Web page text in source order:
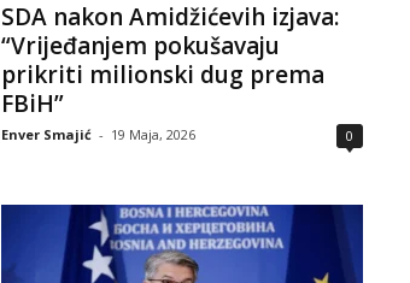
SDA nakon Amidžićevih izjava:
“Vrijeđanjem pokušavaju
prikriti milionski dug prema
FBiH”
Enver Smajić - 19 Maja, 2026 0